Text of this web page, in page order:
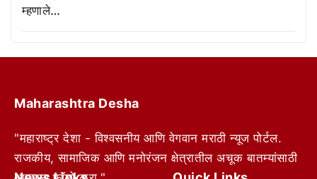
म्हणाले…
Maharashtra Desha
"महाराष्ट्र देशा - विश्वसनीय आणि वेगवान मराठी न्यूज पोर्टल.
राजकीय, सामाजिक आणि मनोरंजन क्षेत्रातील अचूक बातम्यांसाठी